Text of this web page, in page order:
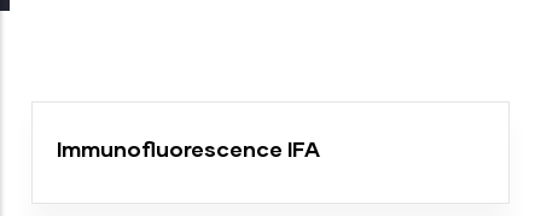
Immunofluorescence IFA